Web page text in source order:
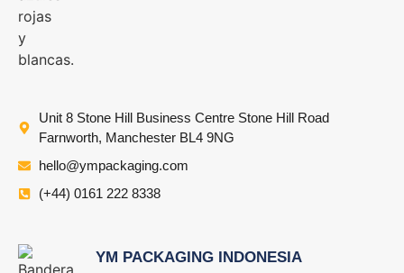
Unit 8 Stone Hill Business Centre Stone Hill Road
Farnworth, Manchester BL4 9NG
hello@ympackaging.com
(+44) 0161 222 8338
YM PACKAGING INDONESIA